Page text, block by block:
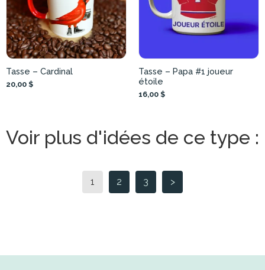
Tasse – Cardinal
20,00 $
Tasse – Papa #1 joueur
étoile
16,00 $
Voir plus d'idées de ce type :
1 2 3 >